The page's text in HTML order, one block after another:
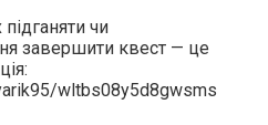
чи
завершити квест — це
wltbs08y5d8gwsms